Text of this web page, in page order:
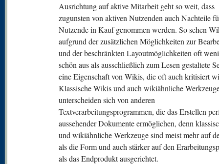
Ausrichtung auf aktive Mitarbeit geht so weit, dass
zugunsten von aktiven Nutzenden auch Nachteile
Nutzende in Kauf genommen werden. So sehen
aufgrund der zusätzlichen Möglichkeiten zur
und der beschränkten Layoutmöglichkeiten oft
schön aus als ausschließlich zum Lesen gestaltete
eine Eigenschaft von Wikis, die oft auch kritisiert
Klassische Wikis und auch wikiähnliche
unterscheiden sich von anderen
Textverarbeitungsprogrammen, die das Erstellen
aussehender Dokumente ermöglichen, denn
und wikiähnliche Werkzeuge sind meist mehr auf
als die Form und auch stärker auf den
als das Endprodukt ausgerichtet.